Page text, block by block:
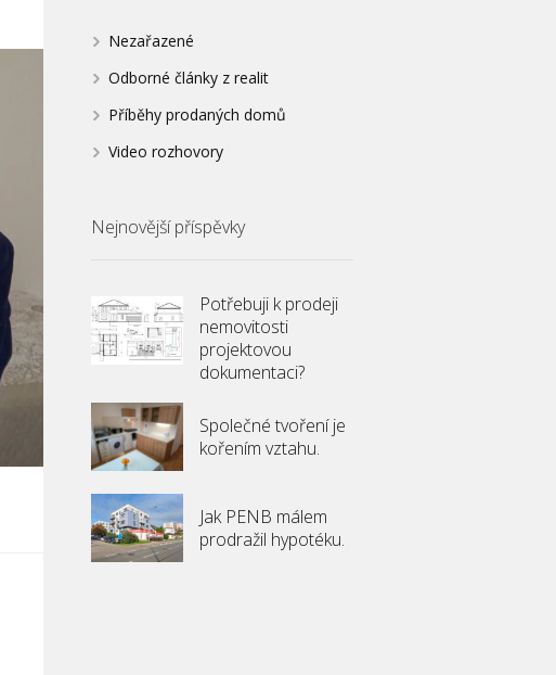
Nezařazené
Odborné články z realit
Příběhy prodaných domů
Video rozhovory
Nejnovější příspěvky
Potřebuji k prodeji
nemovitosti
projektovou
dokumentaci?
Společné tvoření je
kořením vztahu.
Jak PENB málem
prodražil hypotéku.